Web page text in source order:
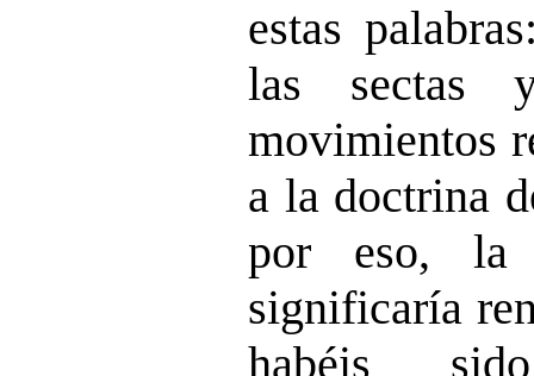
estas
las sectas
movimientos
a la doctrina
por eso, la
significaría
habéis